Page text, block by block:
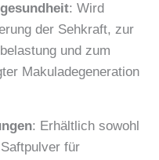
: Wird
der Sehkraft, zur
und zum
Makuladegeneration
: Erhältlich sowohl
für